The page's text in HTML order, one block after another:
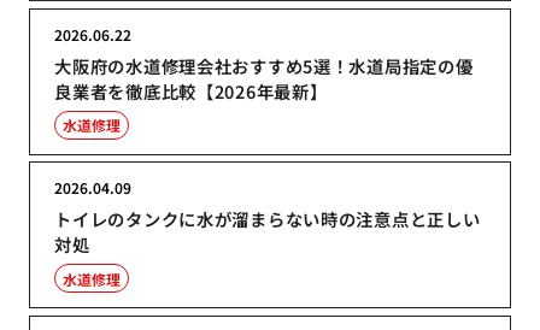
大阪府の水道修理会社おすすめ5選！水道局指定の優
良業者を徹底比較【2026年最新】
2026.06.22
水道修理
トイレのタンクに水が溜まらない時の注意点と正しい
対処
2026.04.09
水道修理